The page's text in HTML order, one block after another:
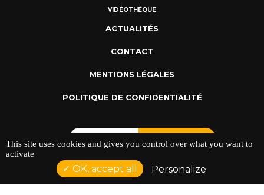
VIDÉOTHÈQUE
ACTUALITÉS
CONTACT
MENTIONS LÉGALES
POLITIQUE DE CONFIDENTIALITÉ
This site uses cookies and gives you control over what you want to
activate
OK, accept all Personalize